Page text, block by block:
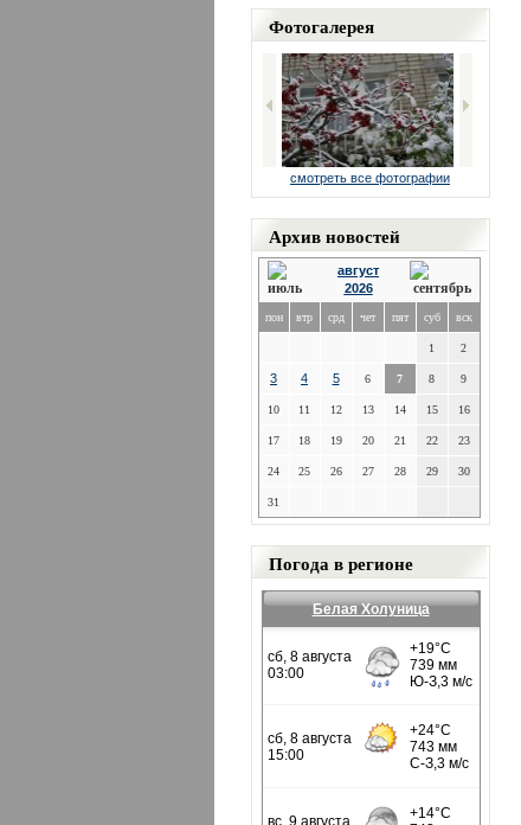
Фотогалерея
смотреть все фотографии
Архив новостей
август
2026
пон втр срд чет пят суб вск
1 2
3 4 5 6 7 8 9
10 11 12 13 14 15 16
17 18 19 20 21 22 23
24 25 26 27 28 29 30
31
Погода в регионе
Белая Холуница